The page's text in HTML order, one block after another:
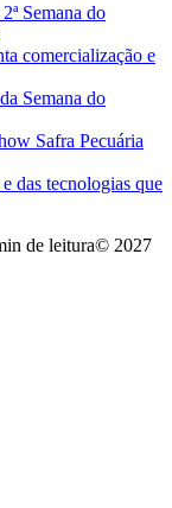
Semana do
comercialização e
Semana do
Safra Pecuária
das tecnologias que
de leitura© 2027